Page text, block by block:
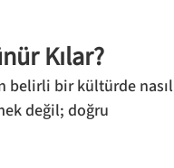
Kılar?
belirli bir kültürde nasıl
değil; doğru